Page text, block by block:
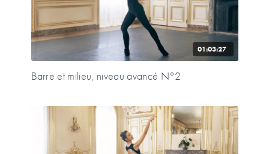
01:03:27
Barre et milieu, niveau avancé N°2